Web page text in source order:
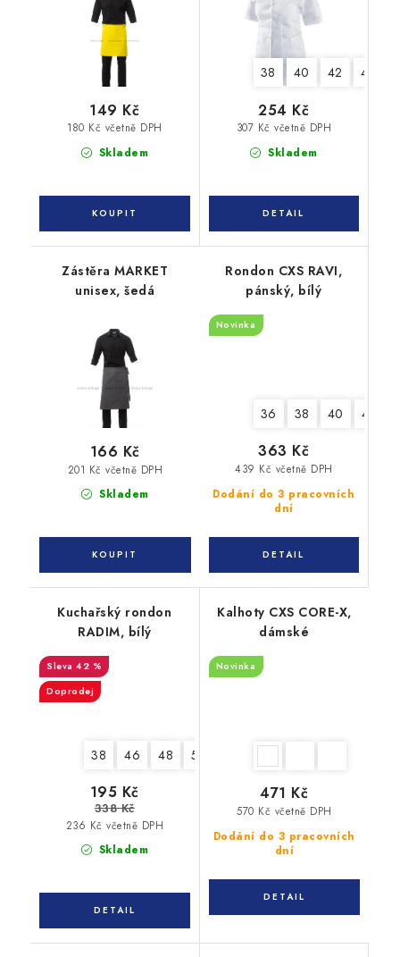
Skladem
180 Kč včetně DPH
149 Kč
38 40 42 44
Skladem
307 Kč včetně DPH
254 Kč
Zástěra MARKET
unisex, šedá
Skladem
201 Kč včetně DPH
166 Kč
Rondon CXS RAVI,
pánský, bílý
Novinka
36 38 40 42
Dodání do 3 pracovních
dní
439 Kč včetně DPH
363 Kč
Kuchařský rondon
RADIM, bílý
42 %
Doprodej
38 46 48 56
Skladem
236 Kč včetně DPH
195 Kč
338 Kč
Kalhoty CXS CORE-X,
dámské
Novinka
Dodání do 3 pracovních
dní
570 Kč včetně DPH
471 Kč